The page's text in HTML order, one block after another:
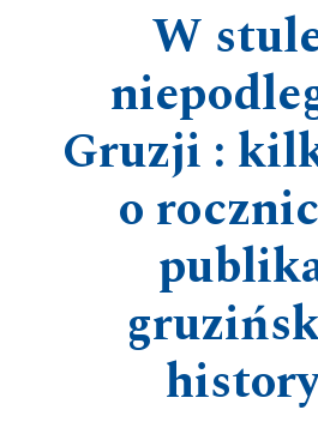
W
Gruzji :
o